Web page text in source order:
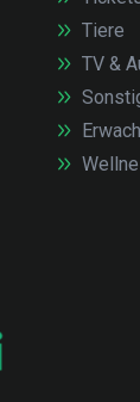
Tiere
TV &